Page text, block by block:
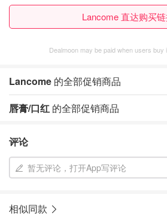
Lancome 直达购买
Dealmoon may be paid when users buy
Lancome 的全部促销商品
唇膏/口红 的全部促销商品
评论
暂无评论，打开App写评论
相似同款